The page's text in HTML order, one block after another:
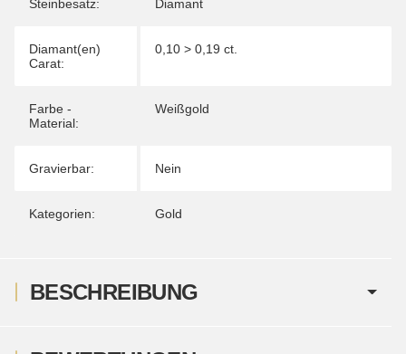
Steinbesatz: Diamant
Diamant(en)
Carat:
0,10 > 0,19 ct.
Farbe -
Material:
Weißgold
Gravierbar: Nein
Kategorien: Gold
BESCHREIBUNG